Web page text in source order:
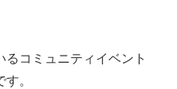
コミュニティイベント
。